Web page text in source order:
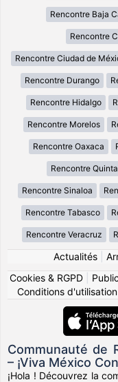
Rencontre Baja
Rencontre
Rencontre Ciudad de
Rencontre Durango
Rencontre Hidalgo
Rencontre Morelos
Rencontre Oaxaca
Rencontre
Rencontre Sinaloa
Rencontre Tabasco
Rencontre Veracruz
Actualités|
Cookies & RGPD
Conditions d'utilisation
Communauté de
– ¡Viva México
¡Hola ! Découvrez la